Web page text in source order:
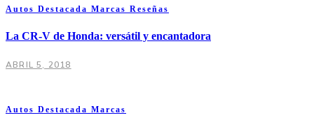
Autos Destacada Marcas Reseñas
La CR-V de Honda: versátil y encantadora
ABRIL 5, 2018
Autos Destacada Marcas